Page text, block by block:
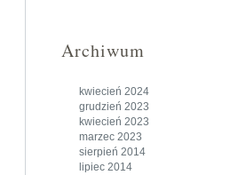
Archiwum
kwiecień 2024
grudzień 2023
kwiecień 2023
marzec 2023
sierpień 2014
lipiec 2014